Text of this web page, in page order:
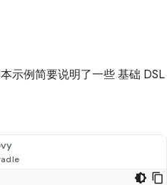
示例简要说明了一些 基础 DSL